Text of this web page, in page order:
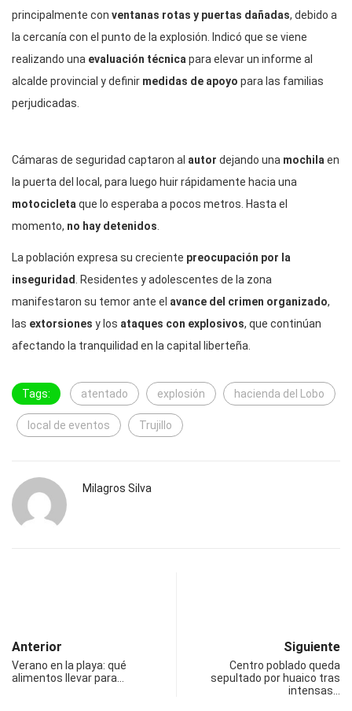
principalmente con ventanas rotas y puertas dañadas, debido a
la cercanía con el punto de la explosión. Indicó que se viene
realizando una evaluación técnica para elevar un informe al
alcalde provincial y definir medidas de apoyo para las familias
perjudicadas.
Cámaras de seguridad captaron al autor dejando una mochila en
la puerta del local, para luego huir rápidamente hacia una
motocicleta que lo esperaba a pocos metros. Hasta el
momento, no hay detenidos
La población expresa su creciente preocupación por la
inseguridad
. Residentes y adolescentes de la zona
manifestaron su temor ante el avance del crimen organizado,
las extorsiones y los ataques con explosivos, que continúan
afectando la tranquilidad en la capital liberteña.
Tags: atentado explosión hacienda del Lobo
local de eventos Trujillo
Milagros Silva
Anterior
Verano en la playa: qué
alimentos llevar para…
Siguiente
Centro poblado queda
sepultado por huaico tras
intensas…